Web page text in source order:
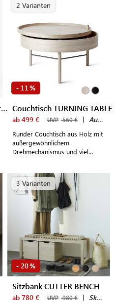
Sonderposten: Designer Stuhl IN BETWEEN SK2
2 Varianten
- 11 %
Couchtisch TURNING TABLE
ab 499 € UVP 560 € | Audo Copenhagen
Runder Couchtisch aus Holz mit
außergewöhnlichem
Drehmechanismus und viel
3 Varianten
- 20%
Sitzbank CUTTER BENCH
ab 780 € UVP 980 € | Skagerak by Fritz Hansen